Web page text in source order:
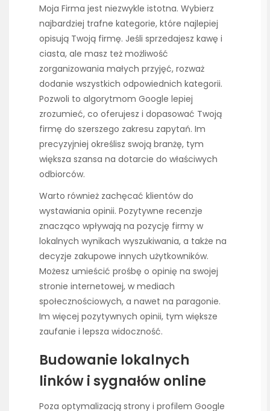
Moja Firma jest niezwykle istotna. Wybierz
najbardziej trafne kategorie, które najlepiej
opisują Twoją firmę. Jeśli sprzedajesz kawę i
ciasta, ale masz też możliwość
zorganizowania małych przyjęć, rozważ
dodanie wszystkich odpowiednich kategorii.
Pozwoli to algorytmom Google lepiej
zrozumieć, co oferujesz i dopasować Twoją
firmę do szerszego zakresu zapytań. Im
precyzyjniej określisz swoją branżę, tym
większa szansa na dotarcie do właściwych
odbiorców.
Warto również zachęcać klientów do
wystawiania opinii. Pozytywne recenzje
znacząco wpływają na pozycję firmy w
lokalnych wynikach wyszukiwania, a także na
decyzje zakupowe innych użytkowników.
Możesz umieścić prośbę o opinię na swojej
stronie internetowej, w mediach
społecznościowych, a nawet na paragonie.
Im więcej pozytywnych opinii, tym większe
zaufanie i lepsza widoczność.
Budowanie lokalnych
linków i sygnałów online
Poza optymalizacją strony i profilem Google